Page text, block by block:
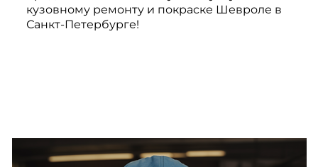
кузовному ремонту и покраске Шевроле в
Санкт-Петербурге!